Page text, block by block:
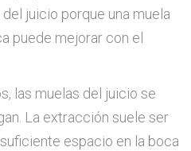
juicio porque una muela
puede mejorar con el
las muelas del juicio se
La extracción suele ser
espacio en la boca